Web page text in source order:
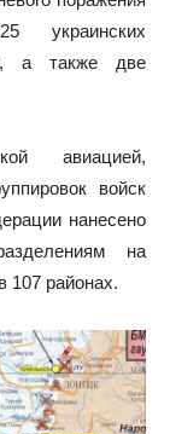
украинских
а также две
авиацией,
войск
нанесено
на
107 районах.